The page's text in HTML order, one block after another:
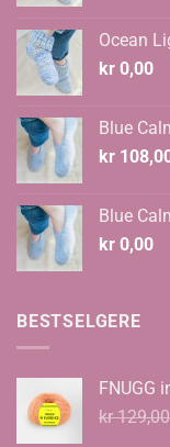
Ocean
kr 0,00
Blue
kr
Blue
kr 0,00
BESTSELGERE
FNUGG
kr129,00